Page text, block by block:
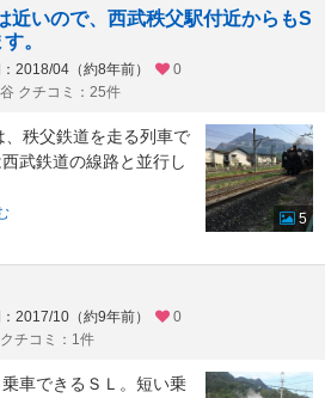
近いので、西武秩父駅付近からもS
。
2018/04（約8年前）
0
クチコミ：25件
秩父鉄道を走る列車で
武鉄道の線路と並行し
5
2017/10（約9年前）
0
チコミ：1件
車できるＳＬ。短い乗